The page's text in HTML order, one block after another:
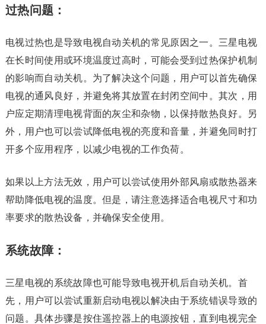
过热问题：
电视过热也是导致电视自动关机的常见原因之一。三星电视
在长时间使用或环境温度过高时，可能会受到过热保护机制
的影响而自动关机。为了解决这个问题，用户可以首先确保
电视的通风良好，并避免将其放置在封闭空间中。其次，用
户应定期清理电视背面的灰尘和杂物，以保持散热良好。另
外，用户也可以尝试降低电视的亮度和音量，并避免同时打
开多个应用程序，以减少电视的工作负荷。
如果以上方法无效，用户可以尝试使用外部风扇或散热器来
帮助降低电视的温度。但是，请注意选择适合电视尺寸和功
率要求的散热设备，并确保安全使用。
系统故障：
三星电视的系统故障也可能导致电视开机后自动关机。首
先，用户可以尝试重新启动电视以解决由于系统错误导致的
问题。具体步骤是按住遥控器上的电源按钮，直到电视完全